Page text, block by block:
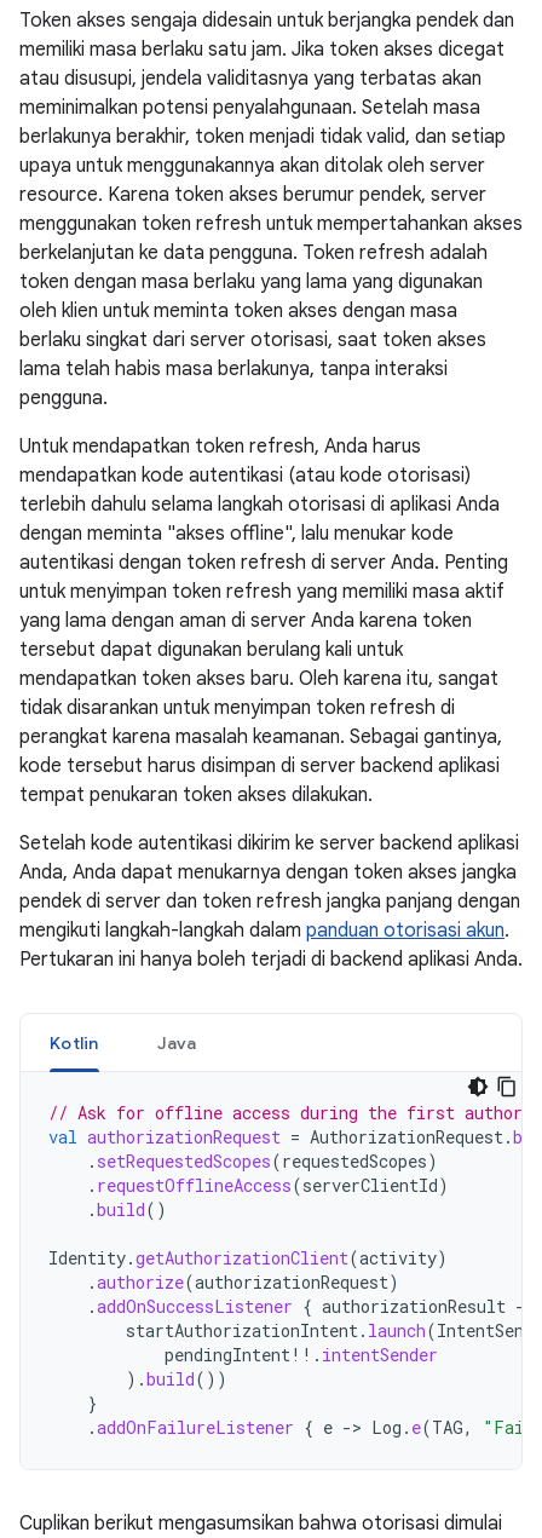
Token akses sengaja didesain untuk berjangka pendek dan
memiliki masa berlaku satu jam. Jika token akses dicegat
atau disusupi, jendela validitasnya yang terbatas akan
meminimalkan potensi penyalahgunaan. Setelah masa
berlakunya berakhir, token menjadi tidak valid, dan setiap
upaya untuk menggunakannya akan ditolak oleh server
resource. Karena token akses berumur pendek, server
menggunakan token refresh untuk mempertahankan akses
berkelanjutan ke data pengguna. Token refresh adalah
token dengan masa berlaku yang lama yang digunakan
oleh klien untuk meminta token akses dengan masa
berlaku singkat dari server otorisasi, saat token akses
lama telah habis masa berlakunya, tanpa interaksi
pengguna.
Untuk mendapatkan token refresh, Anda harus
mendapatkan kode autentikasi (atau kode otorisasi)
terlebih dahulu selama langkah otorisasi di aplikasi Anda
dengan meminta "akses offline", lalu menukar kode
autentikasi dengan token refresh di server Anda. Penting
untuk menyimpan token refresh yang memiliki masa aktif
yang lama dengan aman di server Anda karena token
tersebut dapat digunakan berulang kali untuk
mendapatkan token akses baru. Oleh karena itu, sangat
tidak disarankan untuk menyimpan token refresh di
perangkat karena masalah keamanan. Sebagai gantinya,
kode tersebut harus disimpan di server backend aplikasi
tempat penukaran token akses dilakukan.
Setelah kode autentikasi dikirim ke server backend aplikasi
Anda, Anda dapat menukarnya dengan token akses jangka
pendek di server dan token refresh jangka panjang dengan
mengikuti langkah-langkah dalam panduan otorisasi akun.
Pertukaran ini hanya boleh terjadi di backend aplikasi Anda.
Kotlin Java
// Ask for offline access during the first
val authorizationRequest = AuthorizationRequest.
. setRequestedScopes(requestedScopes)
. requestOfflineAccess(serverClientId)
.build()
Identity.getAuthorizationClient(activity)
.authorize(authorizationRequest)
.addOnSuccessListener { authorizationResult -
startAuthorizationIntent. launch(
pendingIntent!! . intentSender
).build())
}
.addOnFailureListener { e -> Log . e(TAG,
Cuplikan berikut mengasumsikan bahwa otorisasi dimulai